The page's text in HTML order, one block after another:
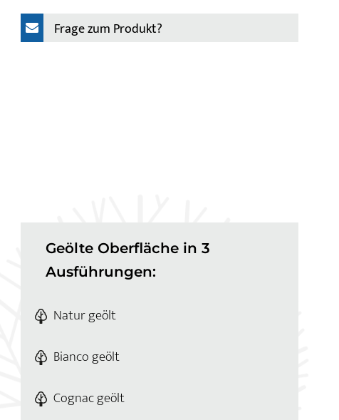
Frage zum Produkt?
Geölte Oberfläche in 3
Ausführungen:
Natur geölt
Bianco geölt
Cognac geölt